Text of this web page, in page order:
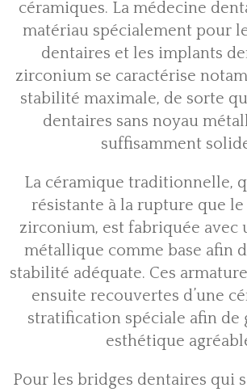
céramiques. La médecine
matériau spécialement pour
dentaires et les implants
zirconium se caractérise
stabilité maximale, de sorte
dentaires sans noyau
suffisamment
La céramique traditionnelle,
résistante à la rupture que
zirconium, est fabriquée avec
métallique comme base afin
stabilité adéquate. Ces
ensuite recouvertes d’une
stratification spéciale afin de
esthétique
Pour les bridges dentaires qui